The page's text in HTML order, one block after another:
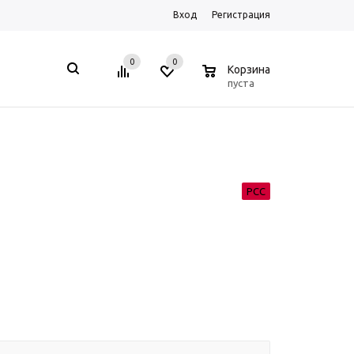
Вход Регистрация
0 0
Корзина
пуста
РСС